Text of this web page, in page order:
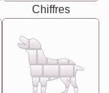
Chiffres